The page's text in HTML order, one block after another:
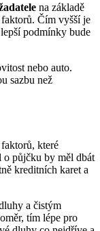
na základě
Čím vyšší je
podmínky bude
nebo auto.
sazbu než
které
o půjčku by měl dbát
kreditních karet a
a čistým
tím lépe pro